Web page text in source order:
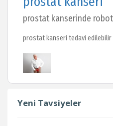
prostat kanserinde
prostat kanseri tedavi edilebilir
Yeni Tavsiyeler